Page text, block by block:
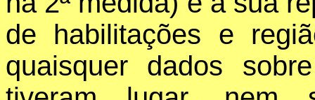
de habilitações e
quaisquer dados